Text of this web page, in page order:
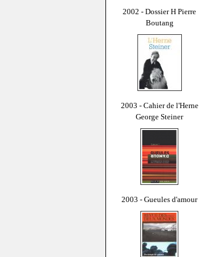
2002 - Dossier H Pierre
Boutang
2003 - Cahier de l'Herne
George Steiner
2003 - Gueules d'amour